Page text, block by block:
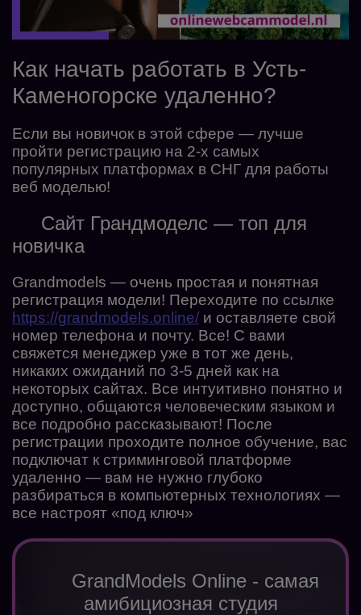
Как начать работать в Усть-
Каменогорске удаленно?
Если вы новичок в этой сфере — лучше
пройти регистрацию на 2-х самых
популярных платформах в СНГ для работы
веб моделью!
Сайт Грандмоделс — топ для
новичка
Grandmodels — очень простая и понятная
регистрация модели! Переходите по ссылке
https://grandmodels.online/ и оставляете свой
номер телефона и почту. Все! С вами
свяжется менеджер уже в тот же день,
никаких ожиданий по 3-5 дней как на
некоторых сайтах. Все интуитивно понятно и
доступно, общаются человеческим языком и
все подробно рассказывают! После
регистрации проходите полное обучение, вас
подключат к стриминговой платформе
удаленно — вам не нужно глубоко
разбираться в компьютерных технологиях —
все настроят «под ключ»
GrandModels Online - самая
амибициозная студия